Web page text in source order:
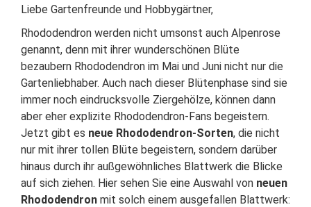
Liebe Gartenfreunde und Hobbygärtner,
Rhododendron werden nicht umsonst auch Alpenrose
genannt, denn mit ihrer wunderschönen Blüte
bezaubern Rhododendron im Mai und Juni nicht nur die
Gartenliebhaber. Auch nach dieser Blütenphase sind sie
immer noch eindrucksvolle Ziergehölze, können dann
aber eher explizite Rhododendron-Fans begeistern.
Jetzt gibt es neue Rhododendron-Sorten, die nicht
nur mit ihrer tollen Blüte begeistern, sondern darüber
hinaus durch ihr außgewöhnliches Blattwerk die Blicke
auf sich ziehen. Hier sehen Sie eine Auswahl von neuen
Rhododendron mit solch einem ausgefallen Blattwerk: